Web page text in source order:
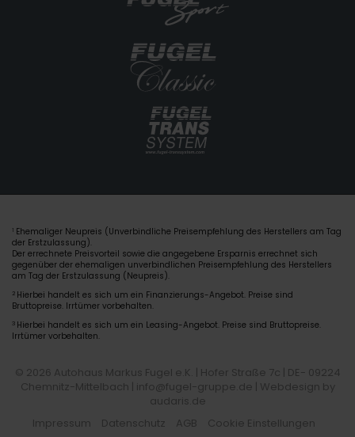
1 Ehemaliger Neupreis (Unverbindliche Preisempfehlung des Herstellers am Tag
der Erstzulassung).
Der errechnete Preisvorteil sowie die angegebene Ersparnis errechnet sich
gegenüber der ehemaligen unverbindlichen Preisempfehlung des Herstellers
am Tag der Erstzulassung (Neupreis).
2 Hierbei handelt es sich um ein Finanzierungs-Angebot. Preise sind
Bruttopreise. Irrtümer vorbehalten.
3 Hierbei handelt es sich um ein Leasing-Angebot. Preise sind Bruttopreise.
Irrtümer vorbehalten.
© 2026 Autohaus Markus Fugel e.K. | Hofer Straße 7c | DE- 09224
Chemnitz-Mittelbach | info@fugel-gruppe.de | Webdesign by
audaris.de
Impressum
Datenschutz AGB Cookie Einstellungen